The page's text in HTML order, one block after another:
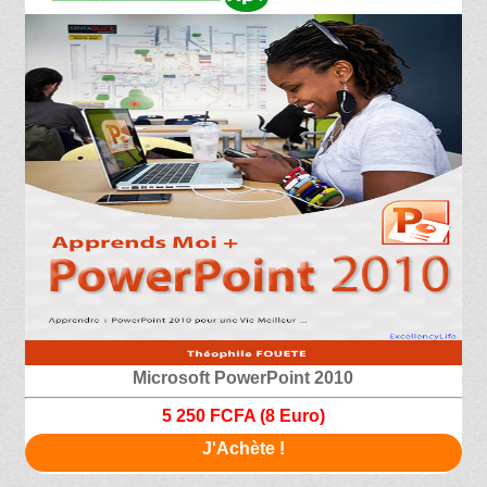
Microsoft PowerPoint 2010
5 250 FCFA (8 Euro)
J'Achète !